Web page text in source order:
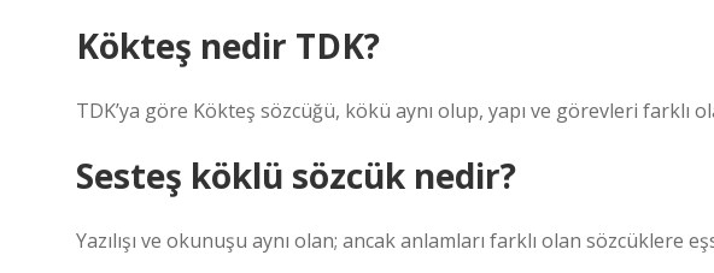
Kökteş nedir TDK?
TDK’ya göre Kökteş sözcüğü, kökü aynı olup, yapı ve görevleri farklı
Sesteş köklü sözcük nedir?
Yazılışı ve okunuşu aynı olan; ancak anlamları farklı olan sözcüklere